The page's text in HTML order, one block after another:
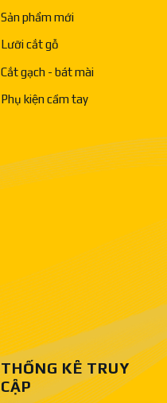
Sản phẩm mới
Lưỡi cắt gỗ
Cắt gạch - bát mài
Phụ kiện cầm tay
THỐNG KÊ TRUY
CẬP